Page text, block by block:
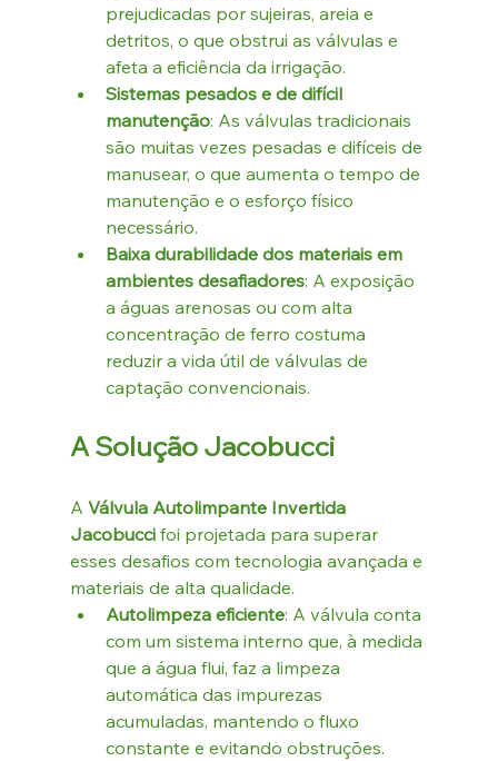
prejudicadas por sujeiras, areia e
detritos, o que obstrui as válvulas e
afeta a eficiência da irrigação.
Sistemas pesados e de difícil
manutenção: As válvulas tradicionais
são muitas vezes pesadas e difíceis de
manusear, o que aumenta o tempo de
manutenção e o esforço físico
necessário.
Baixa durabilidade dos materiais em
ambientes desafiadores: A exposição
a águas arenosas ou com alta
concentração de ferro costuma
reduzir a vida útil de válvulas de
captação convencionais.
A Solução Jacobucci
A Válvula Autolimpante Invertida
Jacobucci foi projetada para superar
esses desafios com tecnologia avançada e
materiais de alta qualidade.
Autolimpeza eficiente: A válvula conta
com um sistema interno que, à medida
que a água flui, faz a limpeza
automática das impurezas
acumuladas, mantendo o fluxo
constante e evitando obstruções.